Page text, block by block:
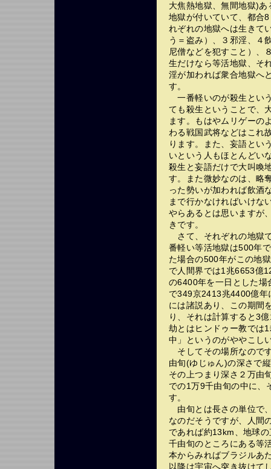
大焦熱地獄、無間地獄)
地獄が付いていて、都合
れぞれの地獄へは生きて
う＝盗み）、３邪淫、４
尼僧などを犯すこと）、
生だけなら等活地獄、そ
淫が加われば衆合地獄へ
す。
一番軽いのが殺生とい
ても殺生ということで、
ます。もはやムリゲーの
わる戦国武将などはこれ
ります。また、妄語とい
いという人もほとんどい
殺生と妄語だけで大叫喚
す。また微妙なのは、略
った勢いが加われば飲酒
まで行かなければいけな
やらあるとは思いますが
きです。
さて、それぞれの地獄
番軽い等活地獄は500年
た場合の500年がこの地
で人間界では1兆6653億
の6400年を一日とした
で349京2413兆4400億年
には諸説あり、この期間
り、それは計算すると3
劫とはヒンドゥー教では
中」というのがややこし
そしてその場所なので
由旬(ゆじゅん)の深さで
その上つまり深さ２万由
での1万9千由旬の中に、
す。
由旬とは長さの単位で
なのだそうですが、人間
であれば約13km、地球
千由旬のところにある等
本からみればブラジルあ
以降は宇宙へ突き抜けて